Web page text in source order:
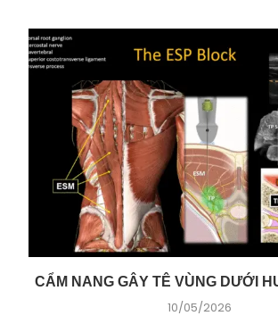
CẨM NANG GÂY TÊ VÙNG DƯỚI
10/05/2026